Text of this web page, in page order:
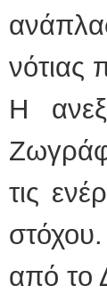
νότιας
Η
τις
από το